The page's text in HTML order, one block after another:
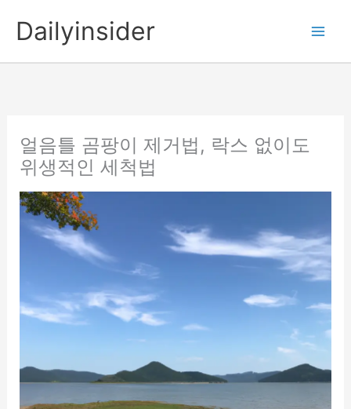
Dailyinsider
얼음틀 곰팡이 제거법, 락스 없이도
위생적인 세척법